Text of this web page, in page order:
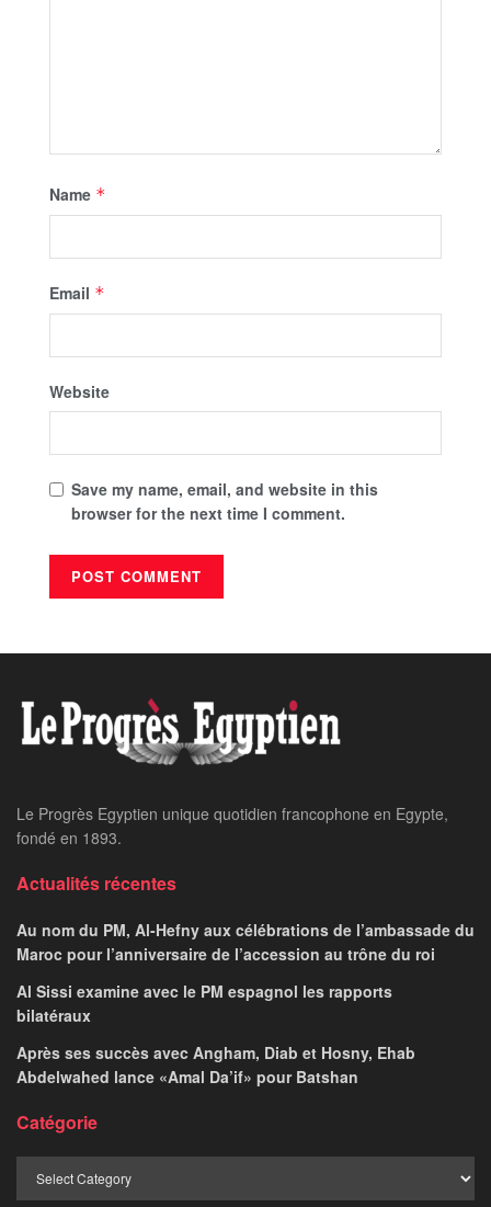
Name *
Email *
Website
Save my name, email, and website in this
browser for the next time I comment.
Le Progrès Egyptien unique quotidien francophone en Egypte,
fondé en 1893.
Actualités récentes
Au nom du PM, Al-Hefny aux célébrations de l’ambassade du
Maroc pour l’anniversaire de l’accession au trône du roi
Al Sissi examine avec le PM espagnol les rapports
bilatéraux
Après ses succès avec Angham, Diab et Hosny, Ehab
Abdelwahed lance «Amal Da’if» pour Batshan
Catégorie